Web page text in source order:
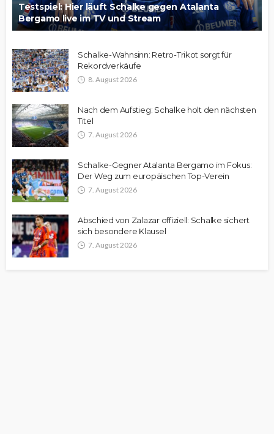
Testspiel: Hier läuft Schalke gegen Atalanta
Bergamo live im TV und Stream
Schalke-Wahnsinn: Retro-Trikot sorgt für
Rekordverkäufe
8. August 2026
Nach dem Aufstieg: Schalke holt den nächsten
Titel
7. August 2026
Schalke-Gegner Atalanta Bergamo im Fokus:
Der Weg zum europäischen Top-Verein
7. August 2026
Abschied von Zalazar offiziell: Schalke sichert
sich besondere Klausel
7. August 2026